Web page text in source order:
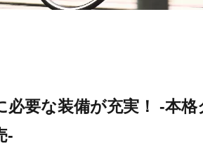
要な装備が充実！ -本格
-